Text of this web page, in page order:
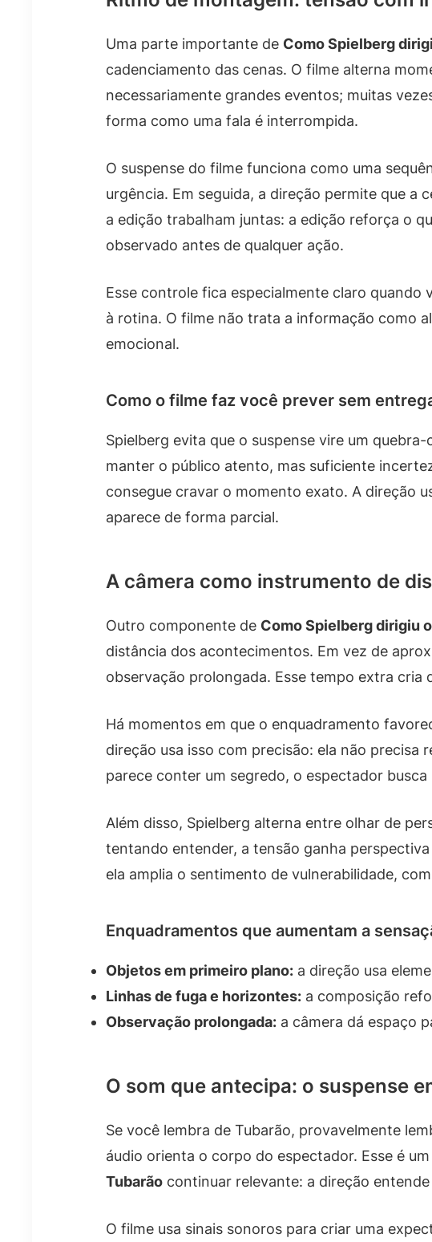
Uma parte importante de Como Spielberg
cadenciamento das cenas. O filme alterna
necessariamente grandes eventos; muitas
forma como uma fala é interrompida.
O suspense do filme funciona como uma
urgência. Em seguida, a direção permite que a
a edição trabalham juntas: a edição reforça o
observado antes de qualquer ação.
Esse controle fica especialmente claro
à rotina. O filme não trata a informação como
emocional.
Como o filme faz você prever sem
Spielberg evita que o suspense vire um
manter o público atento, mas suficiente
consegue cravar o momento exato. A direção
aparece de forma parcial.
A câmera como instrumento de
Outro componente de Como Spielberg dirigiu
distância dos acontecimentos. Em vez de
observação prolongada. Esse tempo extra
Há momentos em que o enquadramento
direção usa isso com precisão: ela não precisa
parece conter um segredo, o espectador
Além disso, Spielberg alterna entre olhar de
tentando entender, a tensão ganha
ela amplia o sentimento de vulnerabilidade,
Enquadramentos que aumentam a
Objetos em primeiro plano: a direção usa
Linhas de fuga e horizontes: a composição
Observação prolongada: a câmera dá espaço
O som que antecipa: o suspense
Se você lembra de Tubarão, provavelmente
áudio orienta o corpo do espectador. Esse é
Tubarão continuar relevante: a direção
O filme usa sinais sonoros para criar uma